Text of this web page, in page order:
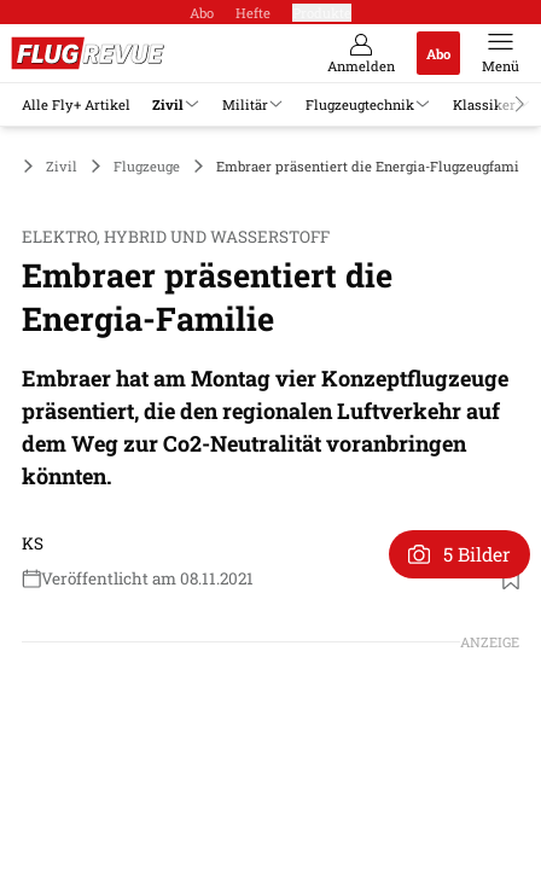
Abo Hefte
Anmelden
Abo
Menü
Alle Fly+ Artikel Zivil Militär Flugzeugtechnik Klassiker
Zivil Flugzeuge Embraer präsentiert die Energia-Flugzeugfamilie
ELEKTRO, HYBRID UND WASSERSTOFF
Embraer präsentiert die
Energia-Familie
Embraer hat am Montag vier Konzeptflugzeuge
präsentiert, die den regionalen Luftverkehr auf
dem Weg zur Co2-Neutralität voranbringen
könnten.
KS
Veröffentlicht am 08.11.2021
Foto: Embraer
5 Bilder
ANZEIGE